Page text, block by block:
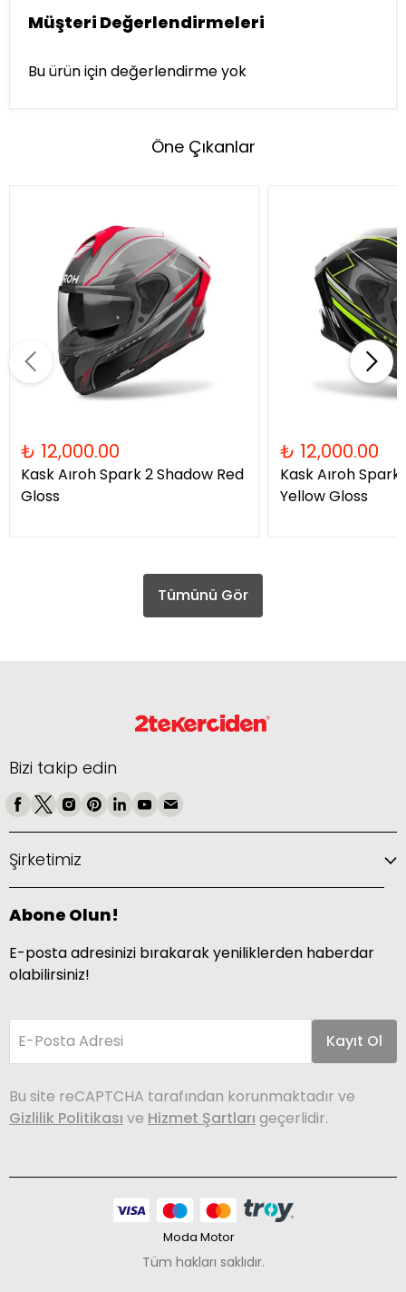
Müşteri Değerlendirmeleri
Bu ürün için değerlendirme yok
Öne Çıkanlar
₺ 12,000.00
Kask Aıroh Spark 2 Shadow Red
Gloss
₺ 12,000.00
Kask Aıroh
Yellow Gloss
Tümünü Gör
Bizi takip edin
Şirketimiz
Abone Olun!
E-posta adresinizi bırakarak yeniliklerden haberdar
olabilirsiniz!
E-Posta Adresi Kayıt Ol
Bu site reCAPTCHA tarafından korunmaktadır ve
Gizlilik Politikası ve Hizmet Şartları geçerlidir.
Moda Motor
Tüm hakları saklıdır.